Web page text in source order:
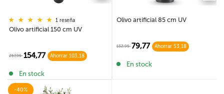
1 reseña
Olivo artificial 150 cm UV
257,95 154,77 Ahorrar 103,18
En stock
Olivo artificial 85 cm UV
132,95 79,77 Ahorrar 53,18
En stock
-40%